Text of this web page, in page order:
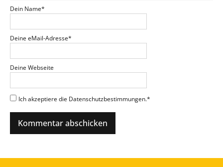
Dein Name*
Deine eMail-Adresse*
Deine Webseite
Ich akzeptiere die Datenschutzbestimmungen.*